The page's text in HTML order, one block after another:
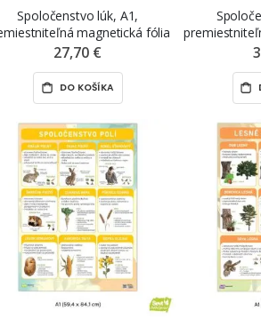
Spoločenstvo lúk, A1,
magnetická fólia
ŠEVT MAGNET
27,70 €
DO KOŠÍKA